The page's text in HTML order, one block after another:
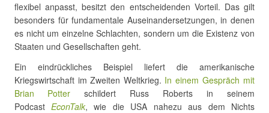
flexibel anpasst, besitzt den entscheidenden Vorteil. Das gilt
besonders für fundamentale Auseinandersetzungen, in denen
es nicht um einzelne Schlachten, sondern um die Existenz von
Staaten und Gesellschaften geht.
Ein eindrückliches Beispiel liefert die amerikanische
Kriegswirtschaft im Zweiten Weltkrieg. In einem Gespräch mit
Brian Potter schildert Russ Roberts in seinem
Podcast EconTalk, wie die USA nahezu aus dem Nichts